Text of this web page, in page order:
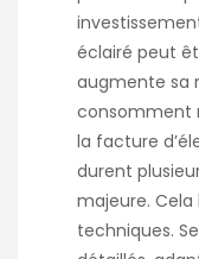
éclairé peut
augmente sa
consomment
la facture
durent
majeure.
techniques.